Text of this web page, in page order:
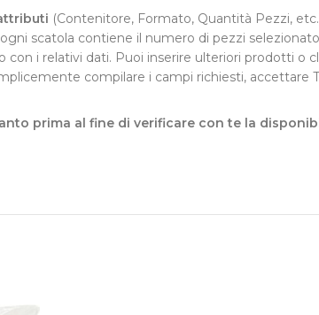
(Contenitore, Formato, Quantità Pezzi,
scatola contiene il numero di pezzi
con i relativi dati. Puoi inserire ulteriori prodotti o
compilare i campi richiesti, accettare
prima al fine di verificare con te la